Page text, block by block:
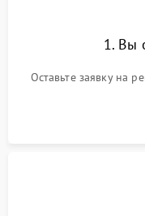
Не горит подсветка
1. Вы
Оставьте заявку на